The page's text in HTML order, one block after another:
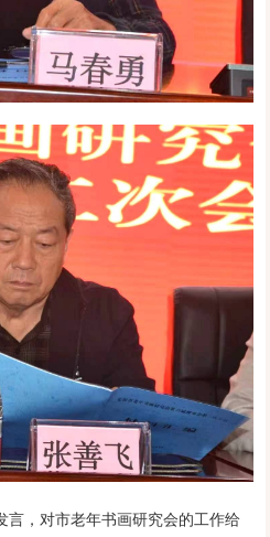
言，对市老年书画研究会的工作给